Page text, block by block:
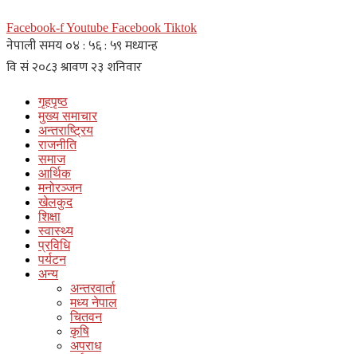
Facebook-fYoutube Facebook Tiktok
गृहपृष्ठ
मुख्य समाचार
अन्तराष्ट्रिय
राजनीति
समाज
आर्थिक
मनोरञ्जन
खेलकुद
शिक्षा
स्वास्थ्य
प्रविधि
पर्यटन
अन्य
अन्तरवार्ता
मध्य नेपाल
चितवन
कृषि
अपराध